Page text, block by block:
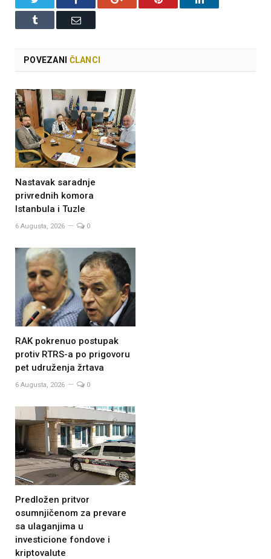
Tumblr Email
POVEZANI ČLANCI
Nastavak saradnje
privrednih komora
Istanbula i Tuzle
6 Augusta, 2026 0
RAK pokrenuo postupak
protiv RTRS-a po prigovoru
pet udruženja žrtava
6 Augusta, 2026 0
Predložen pritvor
osumnjičenom za prevare
sa ulaganjima u
investicione fondove i
kriptovalute